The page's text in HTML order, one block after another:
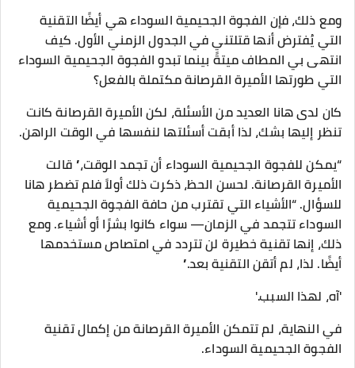
ومع ذلك، فإن الفجوة الجحيمية السوداء هي أيضًا التقنية
التي يُفترض أنها قتلتني في الجدول الزمني الأول. كيف
انتهى بي المطاف ميتةً بينما تبدو الفجوة الجحيمية السوداء
التي طورتها الأميرة القرصانة مكتملة بالفعل؟
كان لدى هانا العديد من الأسئلة، لكن الأميرة القرصانة كانت
تنظر إليها بشك، لذا أبقت أسئلتها لنفسها في الوقت الراهن.
“يمكن للفجوة الجحيمية السوداء أن تجمد الوقت،” قالت
الأميرة القرصانة. لحسن الحظ، ذكرت ذلك أولاً فلم تضطر هانا
للسؤال. “الأشياء التي تقترب من حافة الفجوة الجحيمية
السوداء تتجمد في الزمان— سواء كانوا بشرًا أو أشياء. ومع
ذلك، إنها تقنية خطيرة لن تتردد في امتصاص مستخدمها
أيضًا. لذا، لم أتقن التقنية بعد.”
'آه، لهذا السبب.'
في النهاية، لم تتمكن الأميرة القرصانة من إكمال تقنية
الفجوة الجحيمية السوداء.